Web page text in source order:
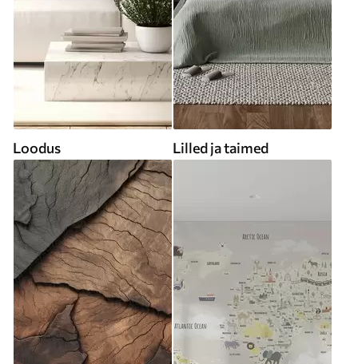
Loodus Lilled ja taimed